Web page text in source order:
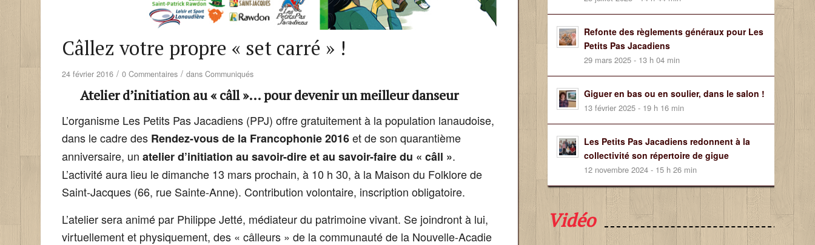
Câllez votre propre « set carré » !
24 février 2016 / 0 Commentaires / dans Communiqués
Atelier d’initiation au « câll »… pour devenir un meilleur danseur
L’organisme Les Petits Pas Jacadiens (PPJ) offre gratuitement à la population lanaudoise,
dans le cadre des Rendez-vous de la Francophonie 2016et de son quarantième
anniversaire, un atelier d’initiation au savoir-dire et au savoir-faire du « câll ».
L’activité aura lieu le dimanche 13 mars prochain, à 10 h 30, à la Maison du Folklore de
Saint-Jacques (66, rue Sainte-Anne). Contribution volontaire, inscription obligatoire.
L’atelier sera animé par Philippe Jetté, médiateur du patrimoine vivant. Se joindront à lui,
virtuellement et physiquement, des « câlleurs » de la communauté de la Nouvelle-Acadie
Refonte des règlements généraux pour Les
Petits Pas Jacadiens
29 mars 2025 - 13 h 04 min
Giguer en bas ou en soulier, dans le salon !
13 février 2025 - 19 h 16 min
Les Petits Pas Jacadiens redonnent à la
collectivité son répertoire de gigue
12 novembre 2024 - 15 h 26 min
Vidéo